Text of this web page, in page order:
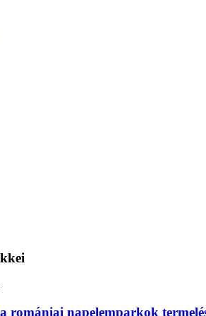
romániai napelemparkok